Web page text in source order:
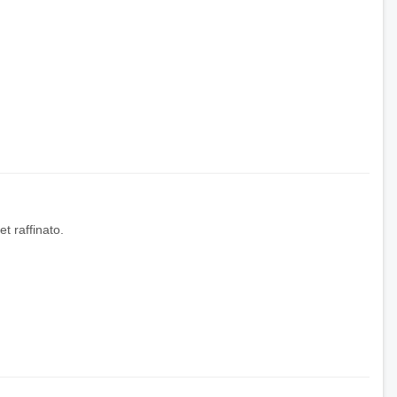
raffinato.